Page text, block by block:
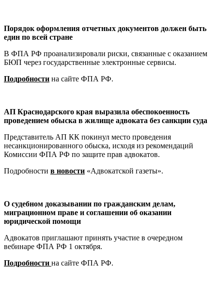
Порядок оформления отчетных документов должен быть
един по всей стране
В ФПА РФ проанализировали риски, связанные с оказанием
БЮП через государственные электронные сервисы.
Подробности на сайте ФПА РФ.
АП Краснодарского края выразила обеспокоенность
проведением обыска в жилище адвоката без санкции суда
Представитель АП КК покинул место проведения
несанкционированного обыска, исходя из рекомендаций
Комиссии ФПА РФ по защите прав адвокатов.
Подробности в новости «Адвокатской газеты».
О судебном доказывании по гражданским делам,
миграционном праве и соглашении об оказании
юридической помощи
Адвокатов приглашают принять участие в очередном
вебинаре ФПА РФ 1 октября.
Подробности на сайте ФПА РФ.